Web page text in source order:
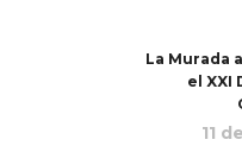
La Murada
el XXI
11